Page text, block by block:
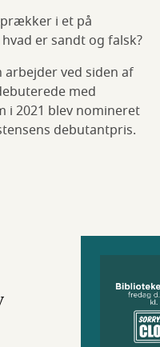
i et på
er sandt og falsk?
arbejder ved siden af
med
i 2021 blev nomineret
debutantpris.